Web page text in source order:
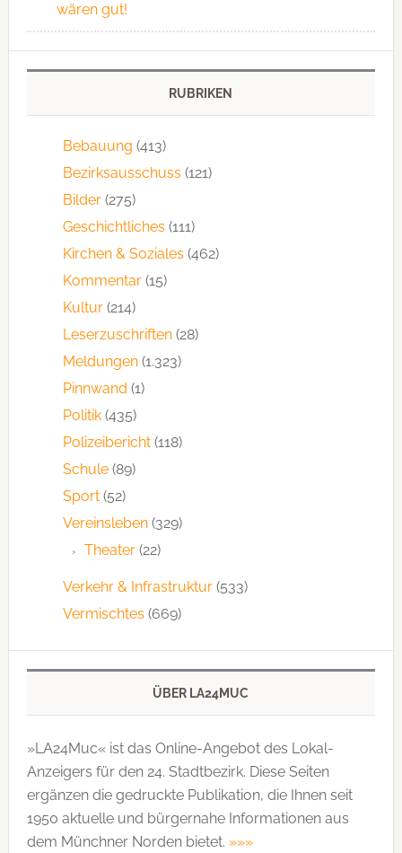
wären gut!
RUBRIKEN
Bebauung (413)
Bezirksausschuss (121)
Bilder(275)
Geschichtliches (111)
Kirchen & Soziales (462)
Kommentar(15)
Kultur(214)
Leserzuschriften(28)
Meldungen(1.323)
Pinnwand (1)
Politik(435)
Polizeibericht(118)
Schule(89)
Sport(52)
Vereinsleben(329)
Theater(22)
Verkehr & Infrastruktur(533)
Vermischtes (669)
ÜBER LA24MUC
»LA24Muc« ist das Online-Angebot des Lokal-
Anzeigers für den 24. Stadtbezirk. Diese Seiten
ergänzen die gedruckte Publi­kation, die Ihnen seit
1950 aktuelle und bürgernahe Informationen aus
dem Münchner Norden bietet. »»»